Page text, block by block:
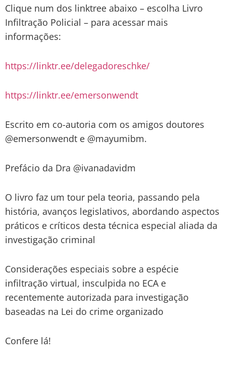
Clique num dos linktree abaixo – escolha Livro
Infiltração Policial – para acessar mais
informações:
https://linktr.ee/delegadoreschke/
https://linktr.ee/emersonwendt
Escrito em co-autoria com os amigos doutores
@emersonwendt e @mayumibm.
Prefácio da Dra @ivanadavidm
O livro faz um tour pela teoria, passando pela
história, avanços legislativos, abordando aspectos
práticos e críticos desta técnica especial aliada da
investigação criminal
Considerações especiais sobre a espécie
infiltração virtual, insculpida no ECA e
recentemente autorizada para investigação
baseadas na Lei do crime organizado
Confere lá!